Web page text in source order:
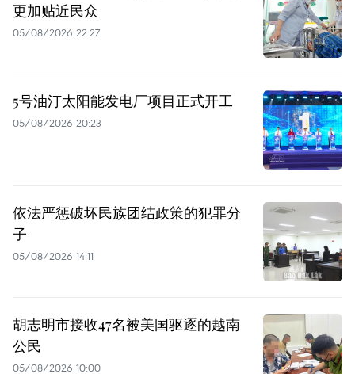
更加贴近民众
05/08/2026 22:27
5号油汀太阳能发电厂项目正式开工
05/08/2026 20:23
依法严惩破坏民族团结政策的犯罪分
子
05/08/2026 14:11
胡志明市接收47名被美国驱逐的越南
公民
05/08/2026 10:00